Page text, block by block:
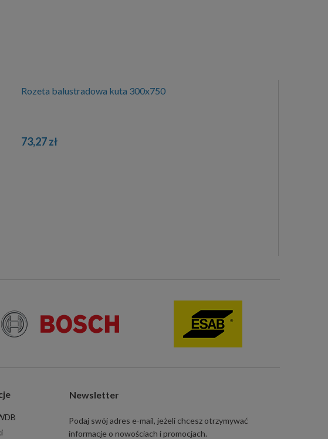
Rozeta balustradowa kuta 300x750
73,27 zł
Newsletter
Podaj swój adres e-mail, jeżeli chcesz otrzymywać
informacje o nowościach i promocjach.